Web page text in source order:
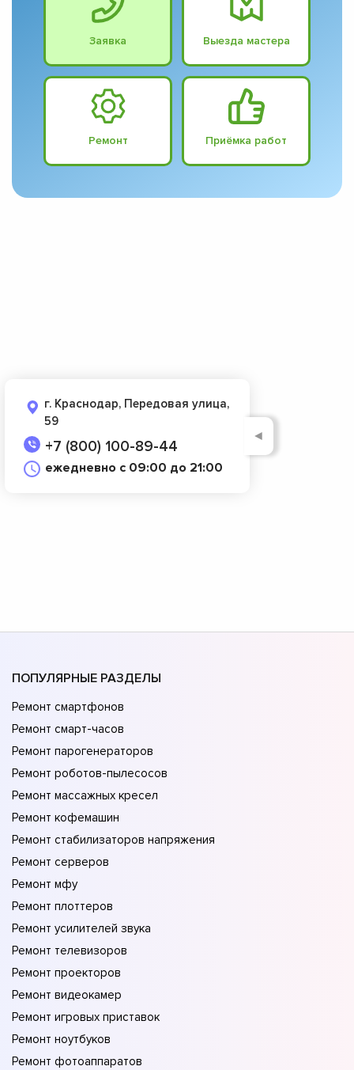
Заявка Выезда мастера
Ремонт Приёмка работ
г. Краснодар, Передовая улица,
59
+7 (800) 100-89-44
ежедневно с 09:00 до 21:00
◄
ПОПУЛЯРНЫЕ РАЗДЕЛЫ
Ремонт смартфонов
Ремонт смарт-часов
Ремонт парогенераторов
Ремонт роботов-пылесосов
Ремонт массажных кресел
Ремонт кофемашин
Ремонт стабилизаторов напряжения
Ремонт серверов
Ремонт мфу
Ремонт плоттеров
Ремонт усилителей звука
Ремонт телевизоров
Ремонт проекторов
Ремонт видеокамер
Ремонт игровых приставок
Ремонт ноутбуков
Ремонт фотоаппаратов